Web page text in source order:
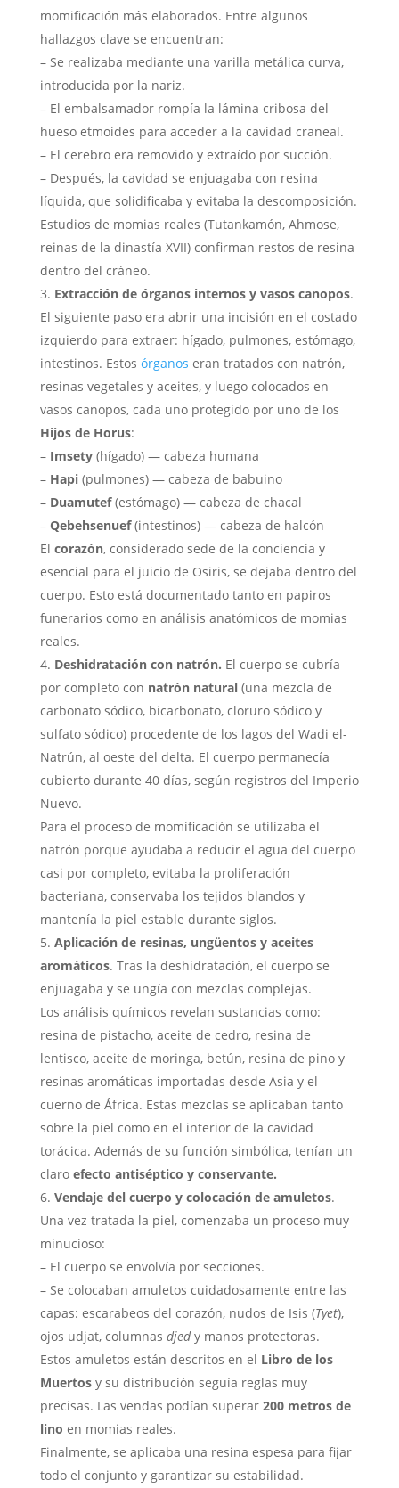
momificación más elaborados. Entre algunos
hallazgos clave se encuentran:
– Se realizaba mediante una varilla metálica curva,
introducida por la nariz.
– El embalsamador rompía la lámina cribosa del
hueso etmoides para acceder a la cavidad craneal.
– El cerebro era removido y extraído por succión.
– Después, la cavidad se enjuagaba con resina
líquida, que solidificaba y evitaba la descomposición.
Estudios de momias reales (Tutankamón, Ahmose,
reinas de la dinastía XVII) confirman restos de resina
dentro del cráneo.
Extracción de órganos internos y vasos canopos.
El siguiente paso era abrir una incisión en el costado
izquierdo para extraer: hígado, pulmones, estómago,
intestinos. Estos órganos eran tratados con natrón,
resinas vegetales y aceites, y luego colocados en
vasos canopos, cada uno protegido por uno de los
Hijos de Horus:
– Imsety(hígado) — cabeza humana
– Hapi(pulmones) — cabeza de babuino
– Duamutef(estómago) — cabeza de chacal
– Qebehsenuef(intestinos) — cabeza de halcón
El corazón, considerado sede de la conciencia y
esencial para el juicio de Osiris, se dejaba dentro del
cuerpo. Esto está documentado tanto en papiros
funerarios como en análisis anatómicos de momias
reales.
Deshidratación con natrón. El cuerpo se cubría
por completo con natrón natural(una mezcla de
carbonato sódico, bicarbonato, cloruro sódico y
sulfato sódico) procedente de los lagos del Wadi el-
Natrún, al oeste del delta. El cuerpo permanecía
cubierto durante 40 días, según registros del Imperio
Nuevo.
Para el proceso de momificación se utilizaba el
natrón porque ayudaba a reducir el agua del cuerpo
casi por completo, evitaba la proliferación
bacteriana, conservaba los tejidos blandos y
mantenía la piel estable durante siglos.
Aplicación de resinas, ungüentos y aceites
aromáticos. Tras la deshidratación, el cuerpo se
enjuagaba y se ungía con mezclas complejas.
Los análisis químicos revelan sustancias como:
resina de pistacho, aceite de cedro, resina de
lentisco, aceite de moringa, betún, resina de pino y
resinas aromáticas importadas desde Asia y el
cuerno de África. Estas mezclas se aplicaban tanto
sobre la piel como en el interior de la cavidad
torácica. Además de su función simbólica, tenían un
claroefecto antiséptico y conservante.
Vendaje del cuerpo y colocación de amuletos.
Una vez tratada la piel, comenzaba un proceso muy
minucioso:
– El cuerpo se envolvía por secciones.
– Se colocaban amuletos cuidadosamente entre las
capas: escarabeos del corazón, nudos de Isis (Tyet),
ojos udjat, columnas djedy manos protectoras.
Estos amuletos están descritos en el Libro de los
Muertosy su distribución seguía reglas muy
precisas. Las vendas podían superar200 metros de
lino en momias reales.
Finalmente, se aplicaba una resina espesa para fijar
todo el conjunto y garantizar su estabilidad.